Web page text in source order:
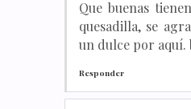
Que buenas
quesadilla, se
un dulce por aquí.
Responder